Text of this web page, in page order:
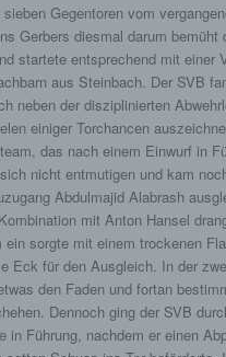
sieben Gegentoren vom
Gerbers diesmal darum bemüht
startete entsprechend mit einer
aus Steinbach. Der SVB
neben der disziplinierten
einiger Torchancen
das nach einem Einwurf in
nicht entmutigen und kam
Abdulmajid Alabrash
mit Anton Hansel
ein sorgte mit einem trockenen
Eck für den Ausgleich. In der
den Faden und fortan
Dennoch ging der SVB
in Führung, nachdem er einen